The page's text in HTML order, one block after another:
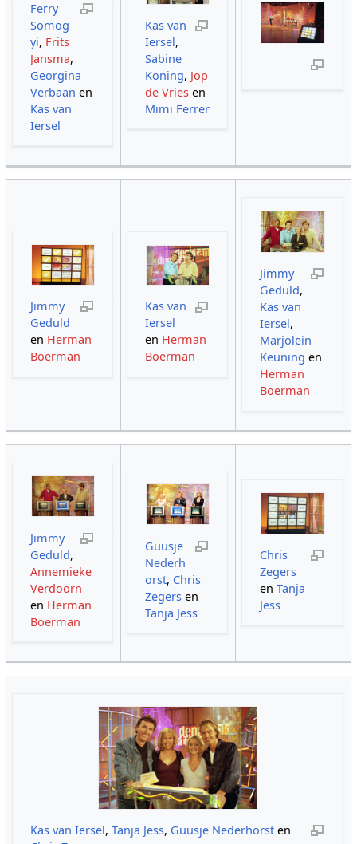
Ferry
Somog
yi, Frits
Jansma,
Georgina
Verbaan en
Kas van
Iersel
Kas van
Iersel,
Sabine
Koning, Jop
de Vries en
Mimi Ferrer
Jimmy
Geduld
en Herman
Boerman
Kas van
Iersel
en Herman
Boerman
Jimmy
Geduld,
Kas van
Iersel,
Marjolein
Keuning en
Herman
Boerman
Jimmy
Geduld,
Annemieke
Verdoorn
en Herman
Boerman
Guusje
Nederh
orst, Chris
Zegers en
Tanja Jess
Chris
Zegers
enTanja
Jess
Kas van Iersel,Tanja Jess, Guusje Nederhorst en